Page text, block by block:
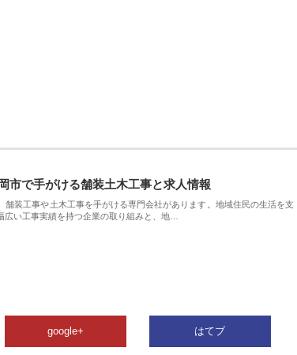
市で手がける舗装土木工事と求人情報
装工事や土木工事を手がける専門会社があります。地域住民の生活を支
い工事実績を持つ企業の取り組みと、地…
google+ はてブ